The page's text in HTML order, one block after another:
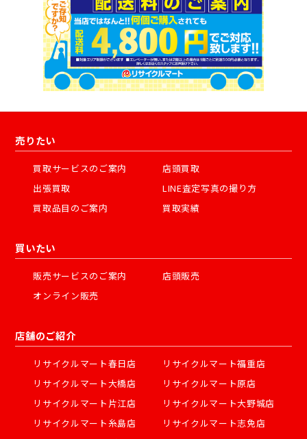
売りたい
買取サービスのご案内
店頭買取
出張買取
LINE査定写真の撮り方
買取品目のご案内
買取実績
買いたい
販売サービスのご案内
店頭販売
オンライン販売
店舗のご紹介
リサイクルマート春日店
リサイクルマート福重店
リサイクルマート大橋店
リサイクルマート原店
リサイクルマート片江店
リサイクルマート大野城店
リサイクルマート糸島店
リサイクルマート志免店